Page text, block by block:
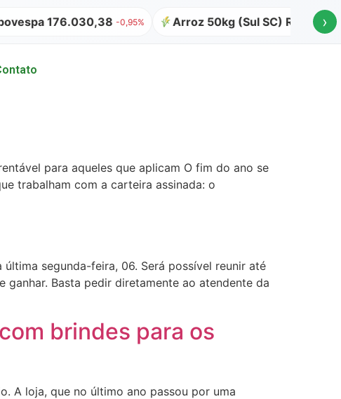
176.030,38 -0,95% Arroz 50kg (Sul SC) R$ 64,00›
para aqueles que aplicam O fim do ano se
trabalham com a carteira assinada: o
segunda-feira, 06. Será possível reunir até
ganhar. Basta pedir diretamente ao atendente da
brindes para os
A loja, que no último ano passou por uma